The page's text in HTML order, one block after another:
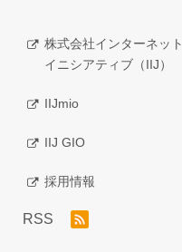
株式会社インターネット
イニシアティブ（IIJ）
IIJmio
IIJ GIO
採用情報
RSS